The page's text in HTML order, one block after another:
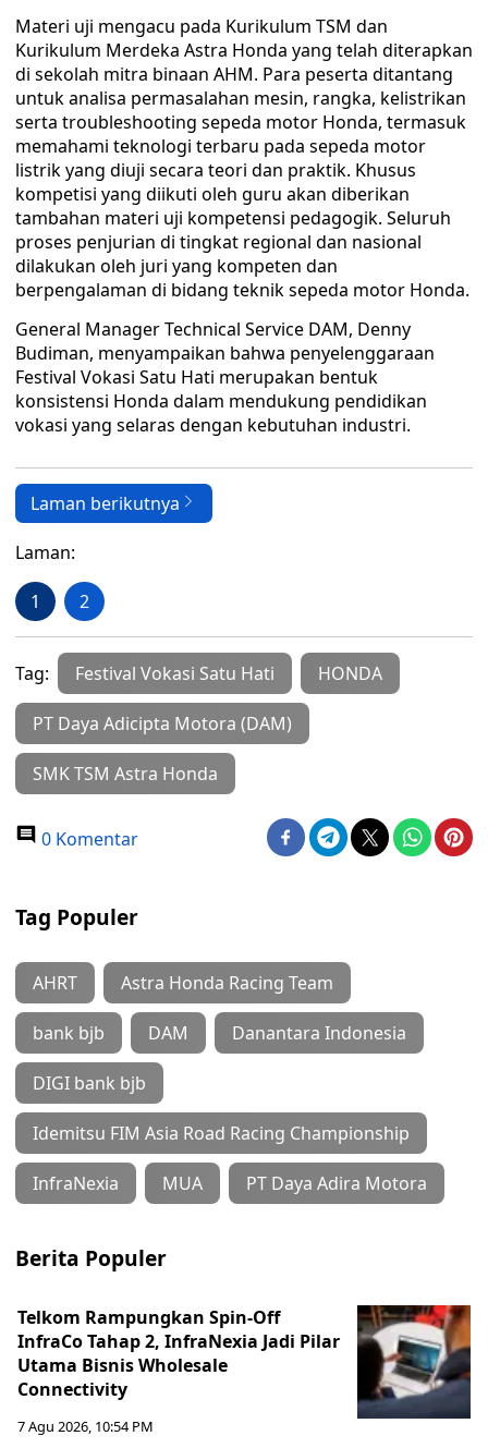
Materi uji mengacu pada Kurikulum TSM dan
Kurikulum Merdeka Astra Honda yang telah diterapkan
di sekolah mitra binaan AHM. Para peserta ditantang
untuk analisa permasalahan mesin, rangka, kelistrikan
serta troubleshooting sepeda motor Honda, termasuk
memahami teknologi terbaru pada sepeda motor
listrik yang diuji secara teori dan praktik. Khusus
kompetisi yang diikuti oleh guru akan diberikan
tambahan materi uji kompetensi pedagogik. Seluruh
proses penjurian di tingkat regional dan nasional
dilakukan oleh juri yang kompeten dan
berpengalaman di bidang teknik sepeda motor Honda.
General Manager Technical Service DAM, Denny
Budiman, menyampaikan bahwa penyelenggaraan
Festival Vokasi Satu Hati merupakan bentuk
konsistensi Honda dalam mendukung pendidikan
vokasi yang selaras dengan kebutuhan industri.
Laman berikutnya
Laman:
1 2
Tag: Festival Vokasi Satu Hati HONDA
PT Daya Adicipta Motora (DAM)
SMK TSM Astra Honda
0 Komentar
Tag Populer
AHRT Astra Honda Racing Team
bank bjb DAM Danantara Indonesia
DIGI bank bjb
Idemitsu FIM Asia Road Racing Championship
InfraNexia MUA PT Daya Adira Motora
Berita Populer
Telkom Rampungkan Spin-Off
InfraCo Tahap 2, InfraNexia Jadi Pilar
Utama Bisnis Wholesale
Connectivity
7 Agu 2026, 10:54 PM